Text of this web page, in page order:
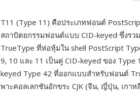
T11 (Type 11) คือประเภทฟอนต์
สถาปัตยกรรมฟอนต์แบบ CID-keyed ซึ่งร
TrueType ที่ห่อหุ้มใน shell PostScript
9, 10 และ 11 เป็นคู่ CID-keyed ของ
keyed Type 42 ที่ออกแบบสำหรับฟอนต์
พาะคอลเลกชันอักขระ CJK (จีน, ญี่ปุ่น, เก